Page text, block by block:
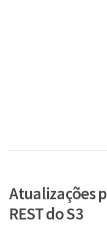
Atualizações
REST do S3